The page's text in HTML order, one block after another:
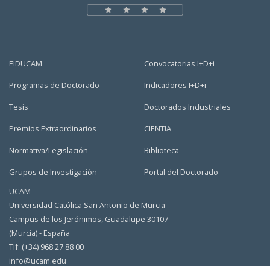
EIDUCAM
Programas de Doctorado
Tesis
Premios Extraordinarios
Normativa/Legislación
Grupos de Investigación
Convocatorias I+D+i
Indicadores I+D+i
Doctorados Industriales
CIENTIA
Biblioteca
Portal del Doctorado
UCAM
Universidad Católica San Antonio de Murcia
Campus de los Jerónimos, Guadalupe 30107
(Murcia) - España
Tlf: (+34) 968 27 88 00
info@ucam.edu